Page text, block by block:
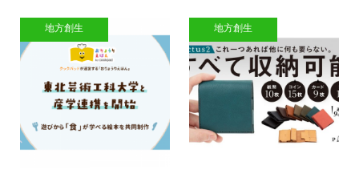
地方創生 地方創生